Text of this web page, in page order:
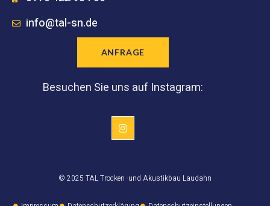
info@tal-sn.de
ANFRAGE
Besuchen Sie uns auf Instagram:
© 2025 TAL Trocken -und Akustikbau Laudahn